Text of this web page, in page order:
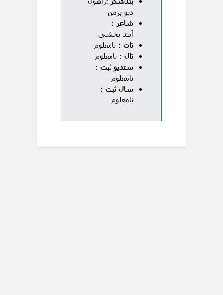
دیو برمن
شاعر :
آنند بخشی
تات : نامعلوم
تال : نامعلوم
ستدیو ثبت :
نامعلوم
سال ثبت :
نامعلوم